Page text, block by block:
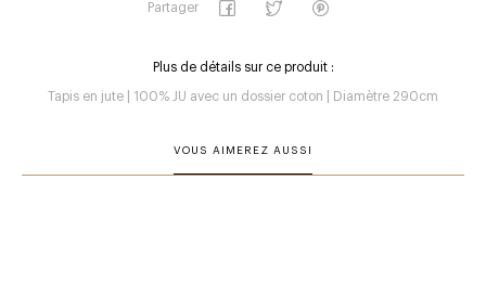
Partager
Plus de détails sur ce produit :
Tapis en jute | 100% JU avec un dossier coton | Diamètre 290cm
VOUS AIMEREZ AUSSI